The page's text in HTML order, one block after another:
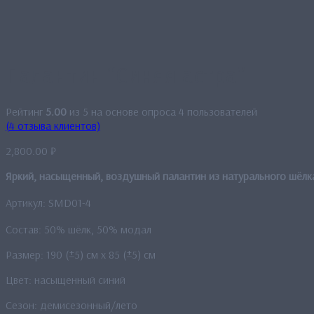
Рейтинг 5.00 из 5 на основе опроса 4 пользователей
(4 отзыва клиентов)
2,800.00 ₽
Яркий, насыщенный, воздушный палантин из натурального
Артикул: SMD01-4
Состав: 50% шёлк, 50% модал
Размер: 190 (±5) см x 85 (±5) см
Цвет: насыщенный синий
Сезон: демисезонный/лето